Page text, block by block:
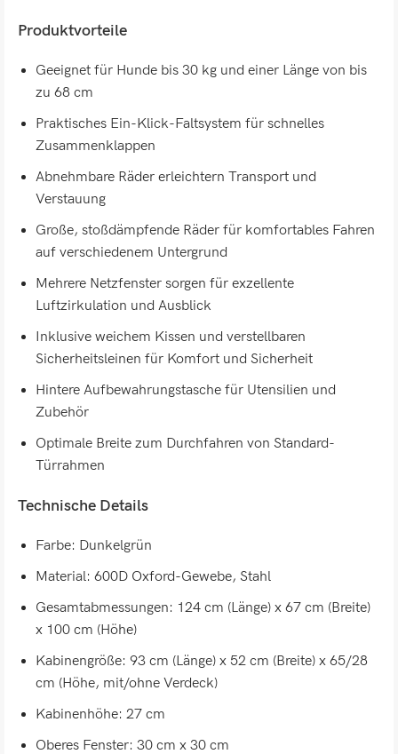
Produktvorteile
Geeignet für Hunde bis 30 kg und einer Länge von bis
zu 68 cm
Praktisches Ein-Klick-Faltsystem für schnelles
Zusammenklappen
Abnehmbare Räder erleichtern Transport und
Verstauung
Große, stoßdämpfende Räder für komfortables Fahren
auf verschiedenem Untergrund
Mehrere Netzfenster sorgen für exzellente
Luftzirkulation und Ausblick
Inklusive weichem Kissen und verstellbaren
Sicherheitsleinen für Komfort und Sicherheit
Hintere Aufbewahrungstasche für Utensilien und
Zubehör
Optimale Breite zum Durchfahren von Standard-
Türrahmen
Technische Details
Farbe: Dunkelgrün
Material: 600D Oxford-Gewebe, Stahl
Gesamtabmessungen: 124 cm (Länge) x 67 cm (Breite)
x 100 cm (Höhe)
Kabinengröße: 93 cm (Länge) x 52 cm (Breite) x 65/28
cm (Höhe, mit/ohne Verdeck)
Kabinenhöhe: 27 cm
Oberes Fenster: 30 cm x 30 cm